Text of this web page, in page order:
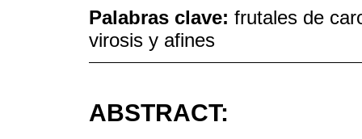
Palabras clave: frutales de
virosis y afines
ABSTRACT: